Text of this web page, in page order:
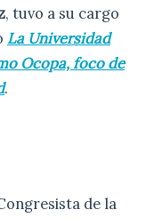
, tuvo a su cargo
La Universidad
Ocopa, foco de
.
de la